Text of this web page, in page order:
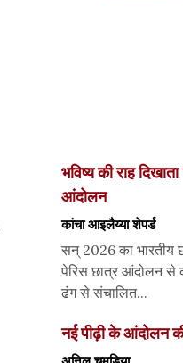
भविष्य की राह
आंदोलन
कांचा आइलैय्या शेपर्ड
सन् 2026 का भारतीय
पेरिस छात्र आंदोलन से
ढंग से संचालित...
नई पीढ़ी के आंदोलन